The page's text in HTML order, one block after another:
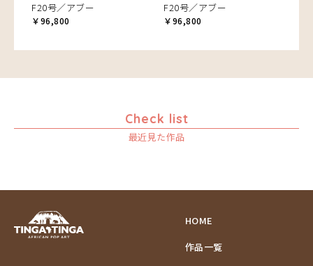
F20号／アブー
￥96,800
F20号／アブー
￥96,800
Check list
最近見た作品
HOME
作品一覧